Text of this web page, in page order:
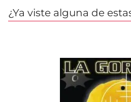
¿Ya viste alguna de